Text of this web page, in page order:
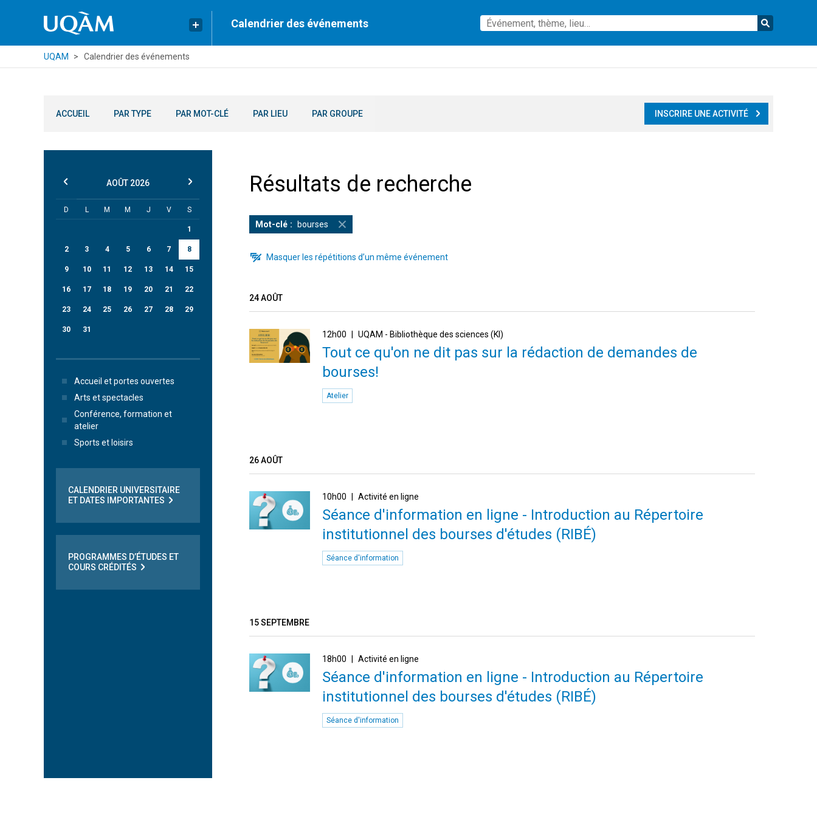
Calendrier des événements
UQAM Calendrier des événements
ACCUEIL PAR TYPE PAR MOT-CLÉ PAR LIEU PAR GROUPE INSCRIRE UNE ACTIVITÉ
Résultats de recherche
Mot-clé bourses
Masquer les répétitions d’un même événement
24 AOÛT
12h00 UQAM - Bibliothèque des sciences (KI)
Tout ce qu'on ne dit pas sur la rédaction de demandes de
bourses!
Atelier
26 AOÛT
10h00 Activité en ligne
Séance d'information en ligne - Introduction au Répertoire
institutionnel des bourses d'études (RIBÉ)
Séance d'information
15 SEPTEMBRE
18h00 Activité en ligne
Séance d'information en ligne - Introduction au Répertoire
institutionnel des bourses d'études (RIBÉ)
Séance d'information
AOÛT 2026
D L M M J V S
1
2 3 4 5 6 7 8
9 10 11 12 13 14 15
16 17 18 19 20 21 22
23 24 25 26 27 28 29
30 31
Accueil et portes ouvertes
Arts et spectacles
Conférence, formation et
atelier
Sports et loisirs
CALENDRIER UNIVERSITAIRE
ET DATES IMPORTANTES
PROGRAMMES D’ÉTUDES ET
COURS CRÉDITÉS